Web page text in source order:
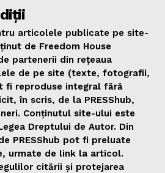
articolele publicate pe site-
de Freedom House
partenerii din rețeaua
de pe site (texte, fotografii,
fi reproduse integral fără
în scris, de la PRESShub,
Conținutul site-ului este
Dreptului de Autor. Din
PRESShub pot fi preluate
urmate de link la articol.
citării și protejarea